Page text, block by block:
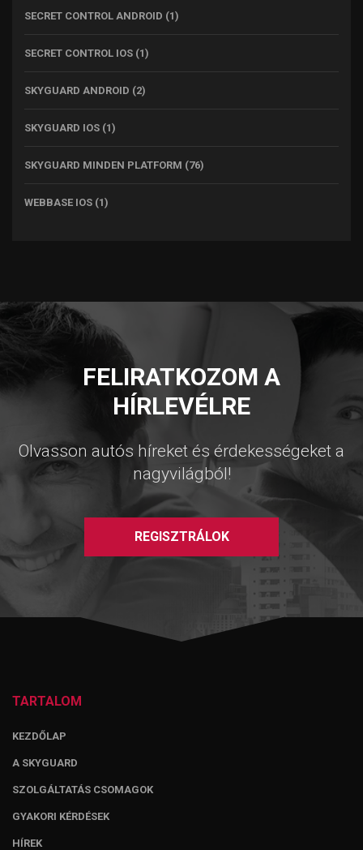
SECRET CONTROL ANDROID (1)
SECRET CONTROL IOS (1)
SKYGUARD ANDROID (2)
SKYGUARD IOS (1)
SKYGUARD MINDEN PLATFORM (76)
WEBBASE IOS (1)
FELIRATKOZOM A
HÍRLEVÉLRE
Olvasson autós híreket és érdekességeket a
nagyvilágból!
REGISZTRÁLOK
TARTALOM
KEZDŐLAP
A SKYGUARD
SZOLGÁLTATÁS CSOMAGOK
GYAKORI KÉRDÉSEK
HÍREK